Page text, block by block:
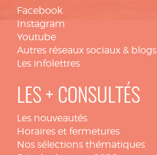
Facebook
Instagram
Youtube
Autres réseaux sociaux & blogs
Les infolettres
LES + CONSULTÉS
Les nouveautés
Horaires et fermetures
Nos sélections thématiques